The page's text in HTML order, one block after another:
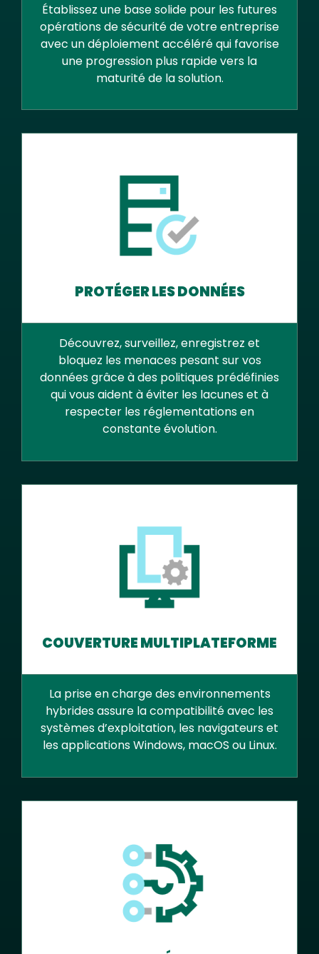
Établissez une base solide pour les futures
opérations de sécurité de votre entreprise
avec un déploiement accéléré qui favorise
une progression plus rapide vers la
maturité de la solution.
PROTÉGER LES DONNÉES
Découvrez, surveillez, enregistrez et
bloquez les menaces pesant sur vos
données grâce à des politiques prédéfinies
qui vous aident à éviter les lacunes et à
respecter les réglementations en
constante évolution.
COUVERTURE MULTIPLATEFORME
La prise en charge des environnements
hybrides assure la compatibilité avec les
systèmes d’exploitation, les navigateurs et
les applications Windows, macOS ou Linux.